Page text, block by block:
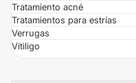
Tratamiento acné
Tratamientos para estrías
Verrugas
Vitiligo